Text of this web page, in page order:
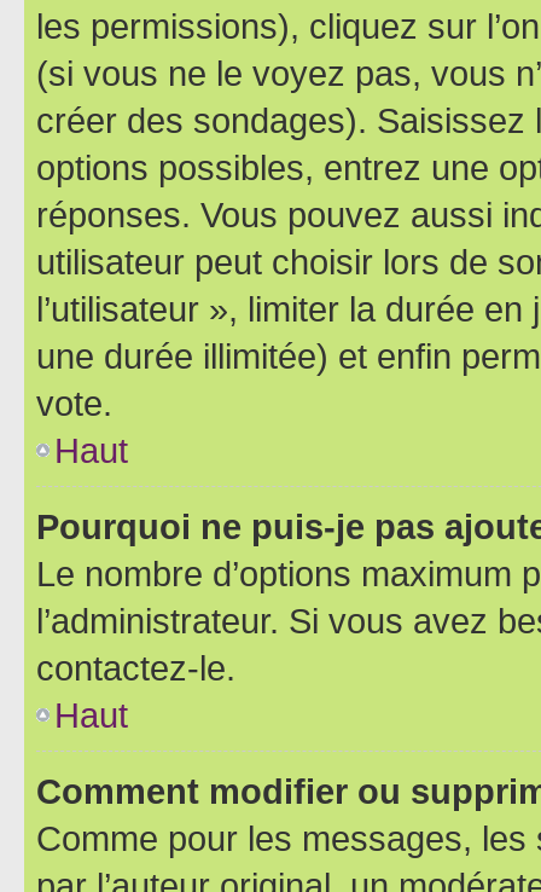
les permissions), cliquez sur
(si vous ne le voyez pas, vous
créer des sondages).
options possibles, entrez une
réponses. Vous pouvez aussi
utilisateur peut choisir lors de
l’utilisateur », limiter la durée
une durée illimitée) et enfin
vote.
Haut
Pourquoi ne puis-je pas
Le nombre d’options maximum
l’administrateur. Si vous avez
contactez-le.
Haut
Comment modifier ou
Comme pour les messages,